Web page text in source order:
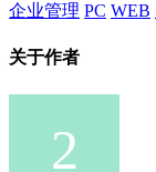
企业管理 PC WEB
关于作者